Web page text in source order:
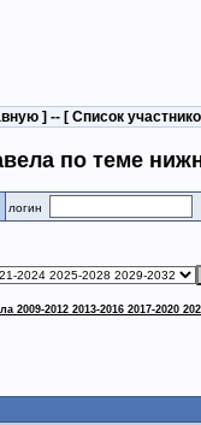
] -- [ Список
по теме
логин
2009-2012 2013-2016 2017-2020